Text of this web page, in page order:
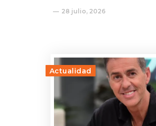
28 julio, 2026
Actualidad